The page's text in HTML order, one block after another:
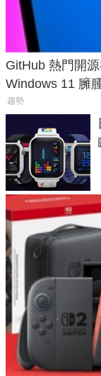
GitHub 熱門開
Windows 11 臃
趨勢